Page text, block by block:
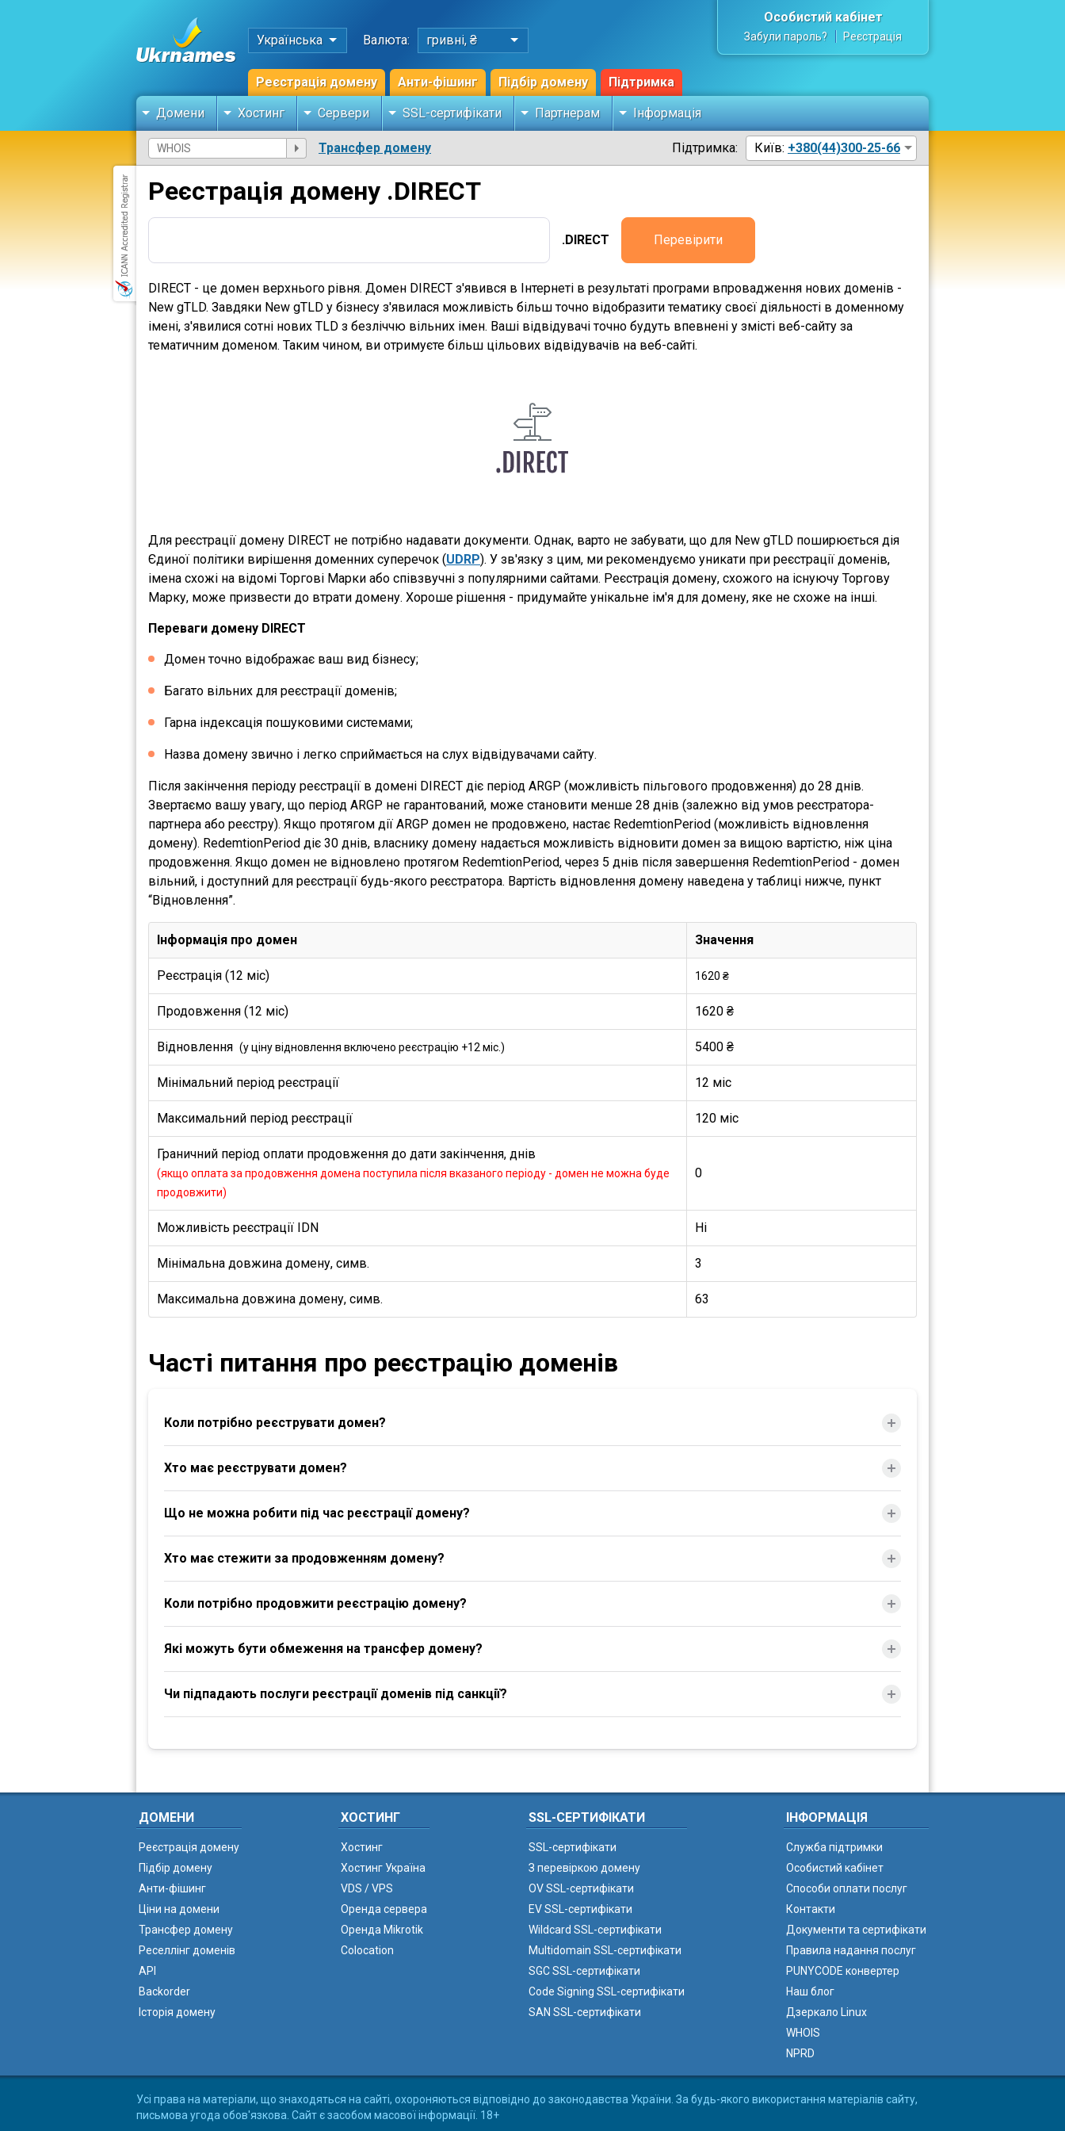
Українська Валюта: гривні, ₴
Реєстрація домену Анти-фішинг Підбір домену Підтримка
Особистий кабінет
Забули пароль? Реєстрація
Домени Хостинг Сервери SSL-сертифікати Партнерам Інформація
Трансфер домену Підтримка: Київ: +380(44)300-25-66
Реєстрація домену .DIRECT
.DIRECT Перевірити
DIRECT - це домен верхнього рівня. Домен DIRECT з'явився в Інтернеті в результаті програми впровадження нових доменів -
New gTLD. Завдяки New gTLD у бізнесу з'явилася можливість більш точно відобразити тематику своєї діяльності в доменному
імені, з'явилися сотні нових TLD з безліччю вільних імен. Ваші відвідувачі точно будуть впевнені у змісті веб-сайту за
тематичним доменом. Таким чином, ви отримуєте більш цільових відвідувачів на веб-сайті.
Для реєстрації домену DIRECT не потрібно надавати документи. Однак, варто не забувати, що для New gTLD поширюється дія
Єдиної політики вирішення доменних суперечок (UDRP). У зв'язку з цим, ми рекомендуємо уникати при реєстрації доменів,
імена схожі на відомі Торгові Марки або співзвучні з популярними сайтами. Реєстрація домену, схожого на існуючу Торгову
Марку, може призвести до втрати домену. Хороше рішення - придумайте унікальне ім'я для домену, яке не схоже на інші.
Переваги домену DIRECT
Домен точно відображає ваш вид бізнесу;
Багато вільних для реєстрації доменів;
Гарна індексація пошуковими системами;
Назва домену звично і легко сприймається на слух відвідувачами сайту.
Після закінчення періоду реєстрації в домені DIRECT діє період ARGP (можливість пільгового продовження) до 28 днів.
Звертаємо вашу увагу, що період ARGP не гарантований, може становити менше 28 днів (залежно від умов реєстратора-
партнера або реєстру). Якщо протягом дії ARGP домен не продовжено, настає RedemtionPeriod (можливість відновлення
домену). RedemtionPeriod діє 30 днів, власнику домену надається можливість відновити домен за вищою вартістю, ніж ціна
продовження. Якщо домен не відновлено протягом RedemtionPeriod, через 5 днів після завершення RedemtionPeriod - домен
вільний, і доступний для реєстрації будь-якого реєстратора. Вартість відновлення домену наведена у таблиці нижче, пункт
“Відновлення”.
Інформація про домен Значення
Реєстрація (12 міс) 1620 ₴
Продовження (12 міс) 1620 ₴
Відновлення (у ціну відновлення включено реєстрацію +12 міс.) 5400 ₴
Мінімальний період реєстрації 12 міс
Максимальний період реєстрації 120 міс
Граничний період оплати продовження до дати закінчення, днів
(якщо оплата за продовження домена поступила після вказаного періоду - домен не можна буде
продовжити)
0
Можливість реєстрації IDN Ні
Мінімальна довжина домену, симв. 3
Максимальна довжина домену, симв. 63
Часті питання про реєстрацію доменів
Коли потрібно реєструвати домен?
Хто має реєструвати домен?
Що не можна робити під час реєстрації домену?
Хто має стежити за продовженням домену?
Коли потрібно продовжити реєстрацію домену?
Які можуть бути обмеження на трансфер домену?
Чи підпадають послуги реєстрації доменів під санкції?
ДОМЕНИ
Реєстрація домену
Підбір домену
Анти-фішинг
Ціни на домени
Трансфер домену
Реселлінг доменів
API
Backorder
Історія домену
ХОСТИНГ
Хостинг
Хостинг Україна
VDS / VPS
Оренда сервера
Оренда Mikrotik
Colocation
SSL-СЕРТИФІКАТИ
SSL-сертифікати
З перевіркою домену
OV SSL-сертифікати
EV SSL-сертифікати
Wildcard SSL-сертифікати
Multidomain SSL-сертифікати
SGC SSL-сертифікати
Code Signing SSL-сертифікати
SAN SSL-сертифікати
ІНФОРМАЦІЯ
Служба підтримки
Особистий кабінет
Способи оплати послуг
Контакти
Документи та сертифікати
Правила надання послуг
PUNYCODE конвертер
Наш блог
Дзеркало Linux
WHOIS
NPRD
Усі права на матеріали, що знаходяться на сайті, охороняються відповідно до законодавства України. За будь-якого використання матеріалів сайту,
письмова угода обов'язкова. Сайт є засобом масової інформації. 18+